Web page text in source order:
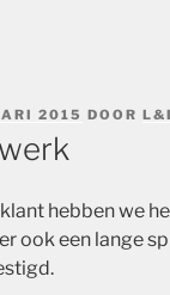
2015 DOOR
hebben we
ook een lange